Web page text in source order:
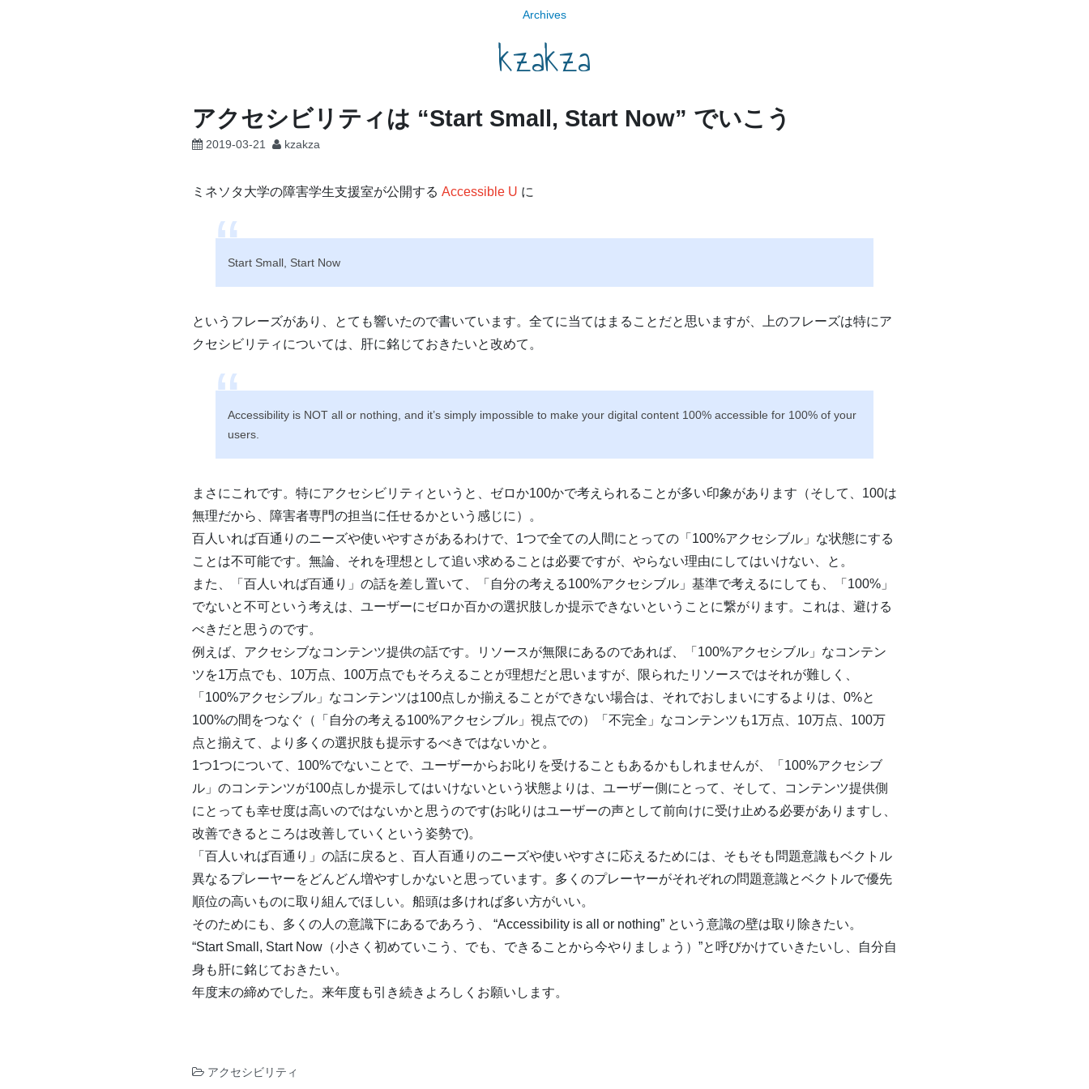
Archives
kzakza
アクセシビリティは “Start Small, Start Now” でいこう
2019-03-21 kzakza
ミネソタ大学の障害学生支援室が公開する Accessible U に
Start Small, Start Now
というフレーズがあり、とても響いたので書いています。全てに当てはまることだと思いますが、上のフレーズは特にア
クセシビリティについては、肝に銘じておきたいと改めて。
Accessibility is NOT all or nothing, and it’s simply impossible to make your digital content 100% accessible for 100% of your
users.
まさにこれです。特にアクセシビリティというと、ゼロか100かで考えられることが多い印象があります（そして、100は
無理だから、障害者専門の担当に任せるかという感じに）。
百人いれば百通りのニーズや使いやすさがあるわけで、1つで全ての人間にとっての「100%アクセシブル」な状態にする
ことは不可能です。無論、それを理想として追い求めることは必要ですが、やらない理由にしてはいけない、と。
また、「百人いれば百通り」の話を差し置いて、「自分の考える100%アクセシブル」基準で考えるにしても、「100%」
でないと不可という考えは、ユーザーにゼロか百かの選択肢しか提示できないということに繋がります。これは、避ける
べきだと思うのです。
例えば、アクセシブなコンテンツ提供の話です。リソースが無限にあるのであれば、「100%アクセシブル」なコンテン
ツを1万点でも、10万点、100万点でもそろえることが理想だと思いますが、限られたリソースではそれが難しく、
「100%アクセシブル」なコンテンツは100点しか揃えることができない場合は、それでおしまいにするよりは、0%と
100%の間をつなぐ（「自分の考える100%アクセシブル」視点での）「不完全」なコンテンツも1万点、10万点、100万
点と揃えて、より多くの選択肢も提示するべきではないかと。
1つ1つについて、100%でないことで、ユーザーからお叱りを受けることもあるかもしれませんが、「100%アクセシブ
ル」のコンテンツが100点しか提示してはいけないという状態よりは、ユーザー側にとって、そして、コンテンツ提供側
にとっても幸せ度は高いのではないかと思うのです(お叱りはユーザーの声として前向けに受け止める必要がありますし、
改善できるところは改善していくという姿勢で)。
「百人いれば百通り」の話に戻ると、百人百通りのニーズや使いやすさに応えるためには、そもそも問題意識もベクトル
異なるプレーヤーをどんどん増やすしかないと思っています。多くのプレーヤーがそれぞれの問題意識とベクトルで優先
順位の高いものに取り組んでほしい。船頭は多ければ多い方がいい。
そのためにも、多くの人の意識下にあるであろう、 “Accessibility is all or nothing” という意識の壁は取り除きたい。
“Start Small, Start Now（小さく初めていこう、でも、できることから今やりましょう）”と呼びかけていきたいし、自分自
身も肝に銘じておきたい。
年度末の締めでした。来年度も引き続きよろしくお願いします。
アクセシビリティ